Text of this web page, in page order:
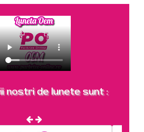
nostri de lunete sunt :